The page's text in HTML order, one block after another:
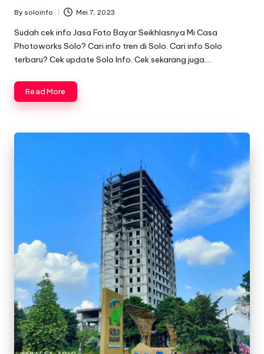
Posted
by
By soloinfo Mei 7, 2023
Sudah cek info Jasa Foto Bayar Seikhlasnya Mi Casa
Photoworks Solo? Cari info tren di Solo. Cari info Solo
terbaru? Cek update Solo Info. Cek sekarang juga….
Read More